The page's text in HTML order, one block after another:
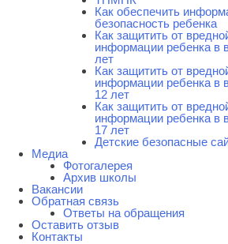
Как обеспечить
безопасность ребенка
Как защитить от
информации ребенка в
лет
Как защитить от
информации ребенка в
12 лет
Как защитить от
информации ребенка в
17 лет
Детские безопасные
Медиа
Фотогалерея
Архив школы
Вакансии
Обратная связь
Ответы на обращения
Оставить отзыв
Контакты